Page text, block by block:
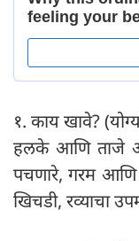
१. काय खावे?
हलके आणि ताजे
पचणारे, गरम आणि
खिचडी, रव्याचा